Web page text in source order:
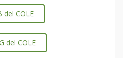
del COLE
del COLE